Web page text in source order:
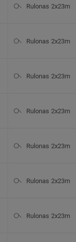
Rulonas 2x23m
Rulonas 2x23m
Rulonas 2x23m
Rulonas 2x23m
Rulonas 2x23m
Rulonas 2x23m
Rulonas 2x23m